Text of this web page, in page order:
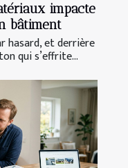
impacte
bâtiment
hasard, et derrière
qui s’effrite...